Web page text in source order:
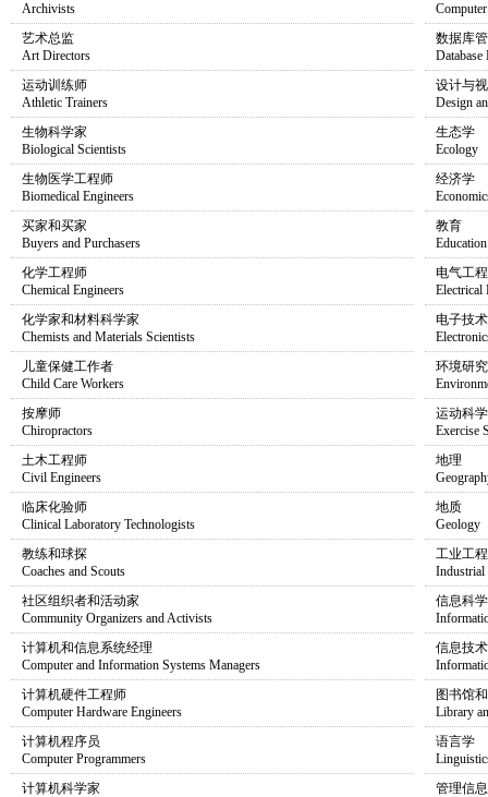
Archivists
艺术总监
Art Directors
运动训练师
Athletic Trainers
生物科学家
Biological Scientists
生物医学工程师
Biomedical Engineers
买家和买家
Buyers and Purchasers
化学工程师
Chemical Engineers
化学家和材料科学家
Chemists and Materials Scientists
儿童保健工作者
Child Care Workers
按摩师
Chiropractors
土木工程师
Civil Engineers
临床化验师
Clinical Laboratory Technologists
教练和球探
Coaches and Scouts
社区组织者和活动家
Community Organizers and Activists
计算机和信息系统经理
Computer and Information Systems Managers
计算机硬件工程师
Computer Hardware Engineers
计算机程序员
Computer Programmers
计算机科学家
数据库
Database
设计与
Design
生态学
Ecology
经济学
教育
Education
电气工程
Electrical
电子技术
环境研究
运动科学
Exercise
地理
地质
Geology
工业工
Industrial
信息科学
信息技术
图书馆
Library
语言学
管理信